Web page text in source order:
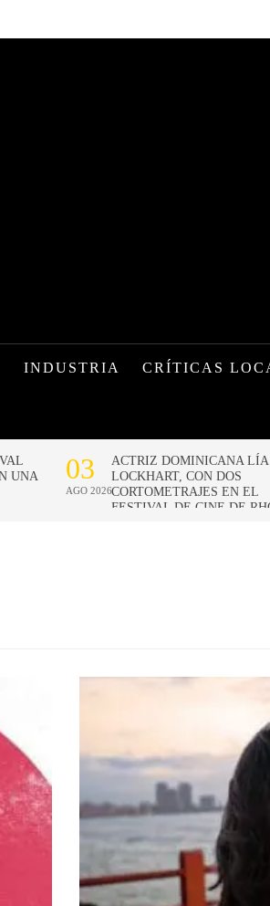
INDUSTRIA CRÍTICAS